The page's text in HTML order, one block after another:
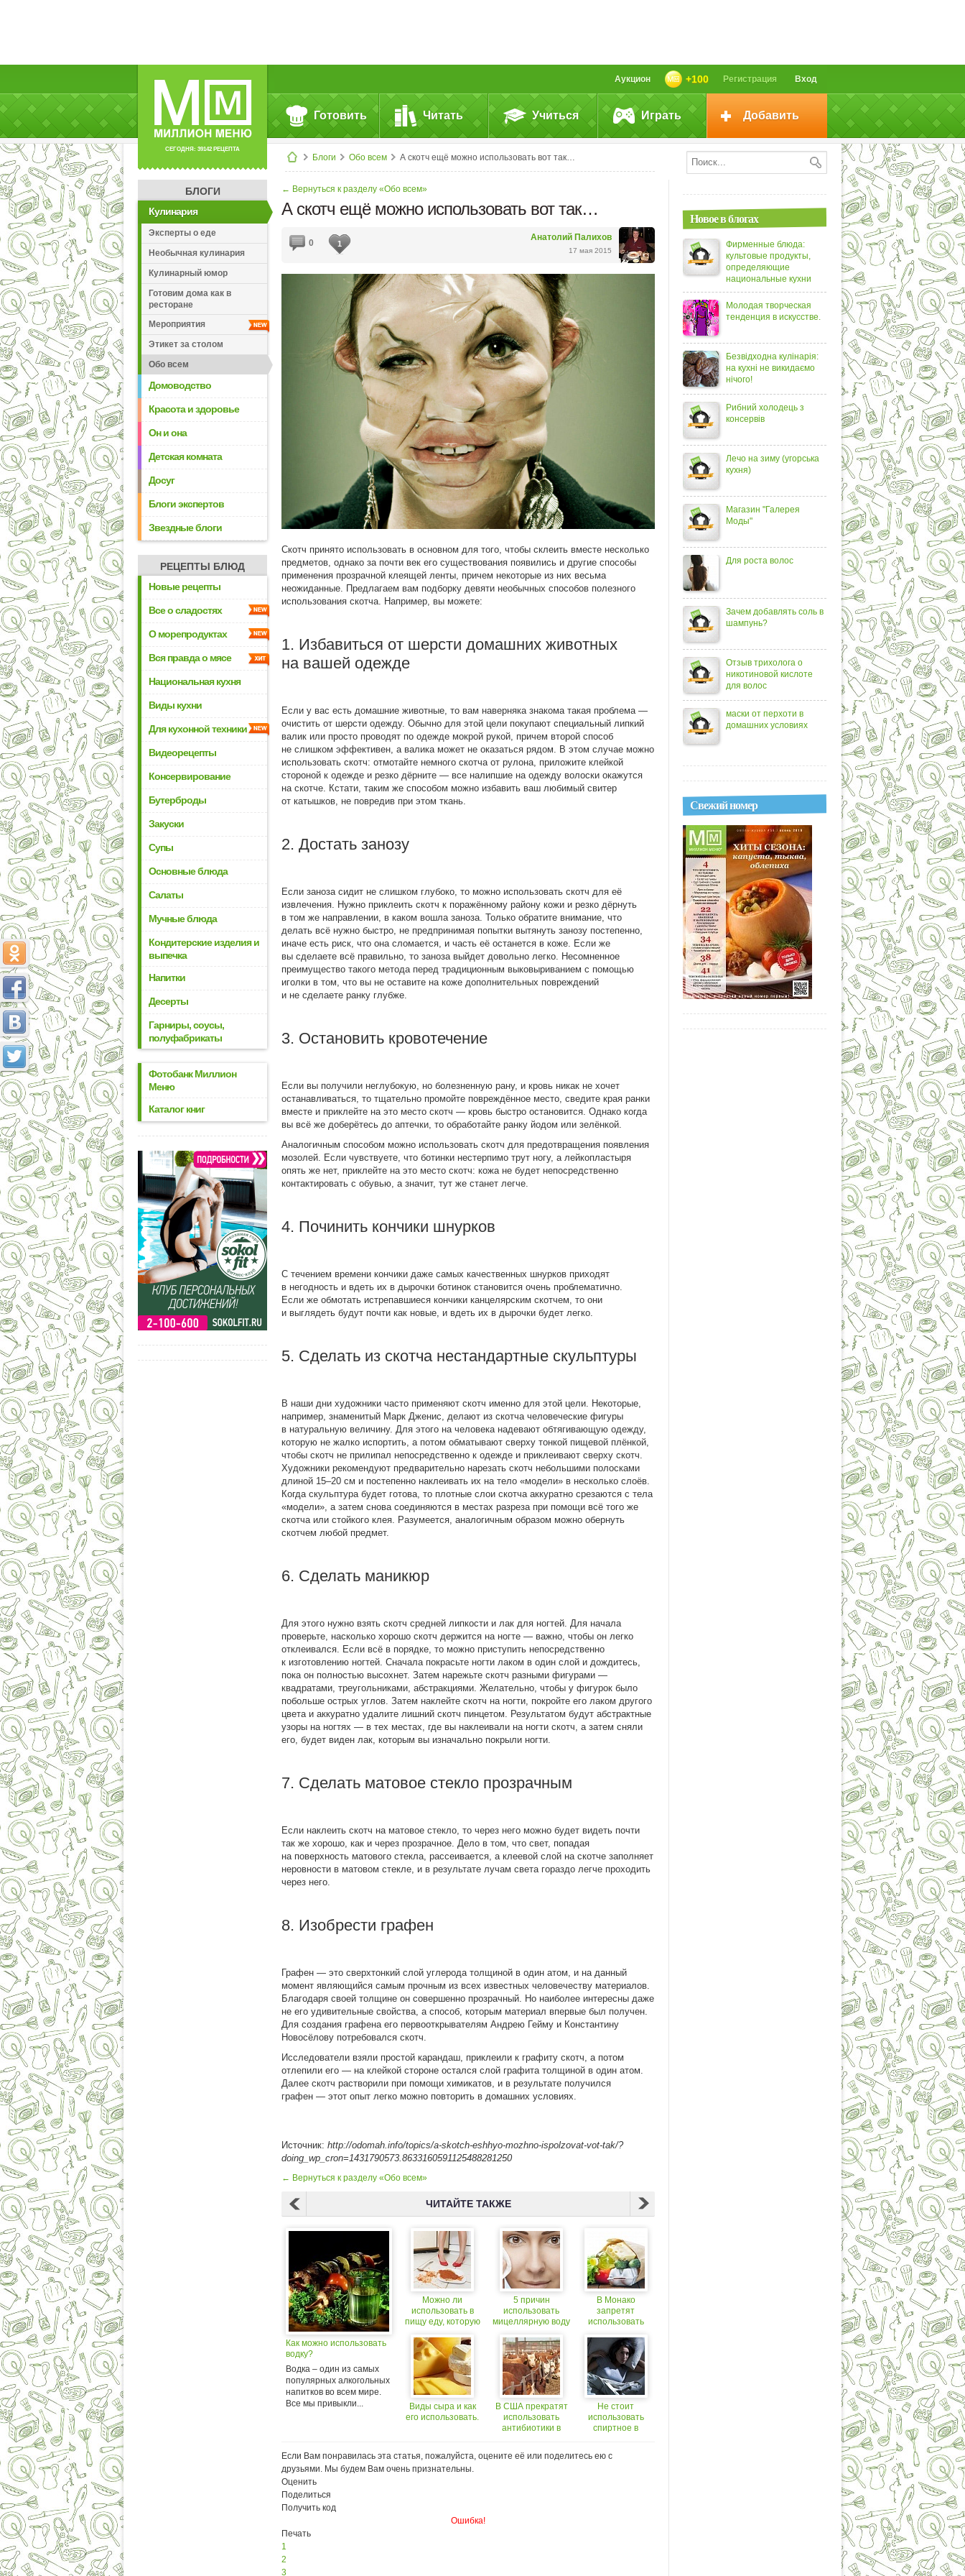
СЕГОДНЯ: 39142 РЕЦЕПТА
Вход
Регистрация
+100
Аукцион
Готовить Читать Учиться Играть Добавить
Блоги Обо всем А скотч ещё можно использовать вот так…
БЛОГИ
Кулинария
Эксперты о еде
Необычная кулинария
Кулинарный юмор
Готовим дома как в
ресторане
Мероприятия
Этикет за столом
Обо всем
Домоводство
Красота и здоровье
Он и она
Детская комната
Досуг
Блоги экспертов
Звездные блоги
РЕЦЕПТЫ БЛЮД
Новые рецепты
Все о сладостях
О морепродуктах
Вся правда о мясе
Национальная кухня
Виды кухни
Для кухонной техники
Видеорецепты
Консервирование
Бутерброды
Закуски
Супы
Основные блюда
Салаты
Мучные блюда
Кондитерские изделия и
выпечка
Напитки
Десерты
Гарниры, соусы,
полуфабрикаты
Фотобанк Миллион
Меню
Каталог книг
← Вернуться к разделу «Обо всем»
А скотч ещё можно использовать вот так…
Анатолий Палихов
17 мая 2015
0 1
Скотч принято использовать в основном для того, чтобы склеить вместе несколько
предметов, однако за почти век его существования появились и другие способы
применения прозрачной клеящей ленты, причем некоторые из них весьма
неожиданные. Предлагаем вам подборку девяти необычных способов полезного
использования скотча. Например, вы можете:
1. Избавиться от шерсти домашних животных
на вашей одежде
Если у вас есть домашние животные, то вам наверняка знакома такая проблема —
очистить от шерсти одежду. Обычно для этой цели покупают специальный липкий
валик или просто проводят по одежде мокрой рукой, причем второй способ
не слишком эффективен, а валика может не оказаться рядом. В этом случае можно
использовать скотч: отмотайте немного скотча от рулона, приложите клейкой
стороной к одежде и резко дёрните — все налипшие на одежду волоски окажутся
на скотче. Кстати, таким же способом можно избавить ваш любимый свитер
от катышков, не повредив при этом ткань.
2. Достать занозу
Если заноза сидит не слишком глубоко, то можно использовать скотч для её
извлечения. Нужно приклеить скотч к поражённому району кожи и резко дёрнуть
в том же направлении, в каком вошла заноза. Только обратите внимание, что
делать всё нужно быстро, не предпринимая попытки вытянуть занозу постепенно,
иначе есть риск, что она сломается, и часть её останется в коже. Если же
вы сделаете всё правильно, то заноза выйдет довольно легко. Несомненное
преимущество такого метода перед традиционным выковыриванием с помощью
иголки в том, что вы не оставите на коже дополнительных повреждений
и не сделаете ранку глубже.
3. Остановить кровотечение
Если вы получили неглубокую, но болезненную рану, и кровь никак не хочет
останавливаться, то тщательно промойте повреждённое место, сведите края ранки
вместе и приклейте на это место скотч — кровь быстро остановится. Однако когда
вы всё же доберётесь до аптечки, то обработайте ранку йодом или зелёнкой.
Аналогичным способом можно использовать скотч для предотвращения появления
мозолей. Если чувствуете, что ботинки нестерпимо трут ногу, а лейкопластыря
опять же нет, приклейте на это место скотч: кожа не будет непосредственно
контактировать с обувью, а значит, тут же станет легче.
4. Починить кончики шнурков
С течением времени кончики даже самых качественных шнурков приходят
в негодность и вдеть их в дырочки ботинок становится очень проблематично.
Если же обмотать истрепавшиеся кончики канцелярским скотчем, то они
и выглядеть будут почти как новые, и вдеть их в дырочки будет легко.
5. Сделать из скотча нестандартные скульптуры
В наши дни художники часто применяют скотч именно для этой цели. Некоторые,
например, знаменитый Марк Дженис, делают из скотча человеческие фигуры
в натуральную величину. Для этого на человека надевают обтягивающую одежду,
которую не жалко испортить, а потом обматывают сверху тонкой пищевой плёнкой,
чтобы скотч не прилипал непосредственно к одежде и приклеивают сверху скотч.
Художники рекомендуют предварительно нарезать скотч небольшими полосками
длиной 15–20 см и постепенно наклеивать их на тело «модели» в несколько слоёв.
Когда скульптура будет готова, то плотные слои скотча аккуратно срезаются с тела
«модели», а затем снова соединяются в местах разреза при помощи всё того же
скотча или стойкого клея. Разумеется, аналогичным образом можно обернуть
скотчем любой предмет.
6. Сделать маникюр
Для этого нужно взять скотч средней липкости и лак для ногтей. Для начала
проверьте, насколько хорошо скотч держится на ногте — важно, чтобы он легко
отклеивался. Если всё в порядке, то можно приступить непосредственно
к изготовлению ногтей. Сначала покрасьте ногти лаком в один слой и дождитесь,
пока он полностью высохнет. Затем нарежьте скотч разными фигурами —
квадратами, треугольниками, абстракциями. Желательно, чтобы у фигурок было
побольше острых углов. Затем наклейте скотч на ногти, покройте его лаком другого
цвета и аккуратно удалите лишний скотч пинцетом. Результатом будут абстрактные
узоры на ногтях — в тех местах, где вы наклеивали на ногти скотч, а затем сняли
его, будет виден лак, которым вы изначально покрыли ногти.
7. Сделать матовое стекло прозрачным
Если наклеить скотч на матовое стекло, то через него можно будет видеть почти
так же хорошо, как и через прозрачное. Дело в том, что свет, попадая
на поверхность матового стекла, рассеивается, а клеевой слой на скотче заполняет
неровности в матовом стекле, и в результате лучам света гораздо легче проходить
через него.
8. Изобрести графен
Графен — это сверхтонкий слой углерода толщиной в один атом, и на данный
момент являющийся самым прочным из всех известных человечеству материалов.
Благодаря своей толщине он совершенно прозрачный. Но наиболее интересны даже
не его удивительные свойства, а способ, которым материал впервые был получен.
Для создания графена его первооткрывателям Андрею Гейму и Константину
Новосёлову потребовался скотч.
Исследователи взяли простой карандаш, приклеили к графиту скотч, а потом
отлепили его — на клейкой стороне остался слой графита толщиной в один атом.
Далее скотч растворили при помощи химикатов, и в результате получился
графен — этот опыт легко можно повторить в домашних условиях.
Источник: http://odomah.info/topics/a-skotch-eshhyo-mozhno-ispolzovat-vot-tak/?
doing_wp_cron=1431790573.8633160591125488281250
← Вернуться к разделу «Обо всем»
ЧИТАЙТЕ ТАКЖЕ
Как можно использовать
водку?
Водка – один из самых
популярных алкогольных
напитков во всем мире.
Все мы привыкли...
Можно ли
использовать в
пищу еду, которую
Виды сыра и как
его использовать.
5 причин
использовать
мицеллярную воду
В США прекратят
использовать
антибиотики в
В Монако
запретят
использовать
пакеты
Не стоит
использовать
спиртное в
Если Вам понравилась эта статья, пожалуйста, оцените её или поделитесь ею с
друзьями. Мы будем Вам очень признательны.
Оценить
Поделиться
Получить код
Ошибка!
Печать
1
2
3
Новое в блогах
Фирменные блюда:
культовые продукты,
определяющие
национальные кухни
Молодая творческая
тенденция в искусстве.
Безвідходна кулінарія:
на кухні не викидаємо
нічого!
Рибний холодець з
консервів
Лечо на зиму (угорська
кухня)
Магазин "Галерея
Моды"
Для роста волос
Зачем добавлять соль в
шампунь?
Отзыв трихолога о
никотиновой кислоте
для волос
маски от перхоти в
домашних условиях
Свежий номер